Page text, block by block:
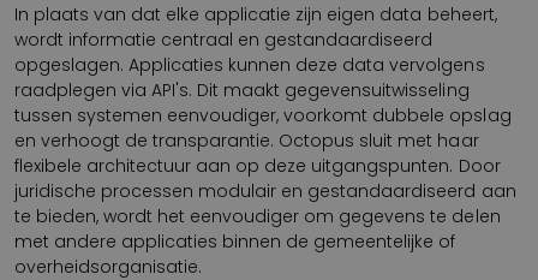
In plaats van dat elke applicatie zijn eigen data beheert,
wordt informatie centraal en gestandaardiseerd
opgeslagen. Applicaties kunnen deze data vervolgens
raadplegen via API's. Dit maakt gegevensuitwisseling
tussen systemen eenvoudiger, voorkomt dubbele opslag
en verhoogt de transparantie. Octopus sluit met haar
flexibele architectuur aan op deze uitgangspunten. Door
juridische processen modulair en gestandaardiseerd aan
te bieden, wordt het eenvoudiger om gegevens te delen
met andere applicaties binnen de gemeentelijke of
overheidsorganisatie.